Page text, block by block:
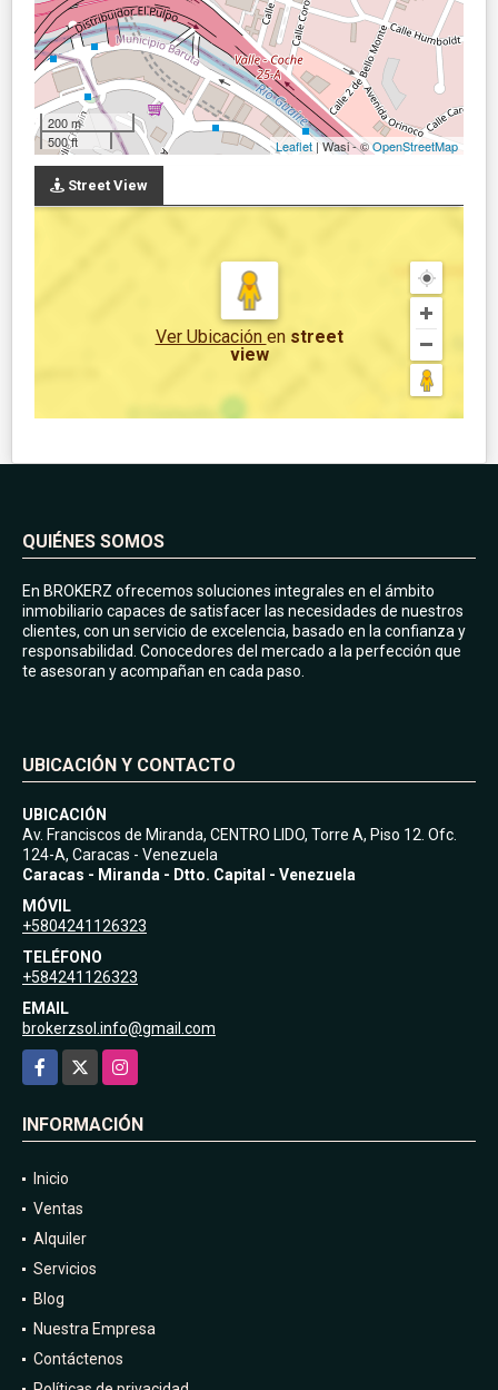
200 m
500 ft
Leaflet | Wasi - ©OpenStreetMap
Street View
Ver Ubicación en street
view
QUIÉNES SOMOS
En BROKERZ ofrecemos soluciones integrales en el ámbito
inmobiliario capaces de satisfacer las necesidades de nuestros
clientes, con un servicio de excelencia, basado en la confianza y
responsabilidad. Conocedores del mercado a la perfección que
te asesoran y acompañan en cada paso.
UBICACIÓN Y CONTACTO
UBICACIÓN
Av. Franciscos de Miranda, CENTRO LIDO, Torre A, Piso 12. Ofc.
124-A, Caracas - Venezuela
Caracas - Miranda - Dtto. Capital - Venezuela
MÓVIL
+5804241126323
TELÉFONO
+584241126323
EMAIL
brokerzsol.info@gmail.com
Facebook
Instagram
INFORMACIÓN
Inicio
Ventas
Alquiler
Servicios
Blog
Nuestra Empresa
Contáctenos